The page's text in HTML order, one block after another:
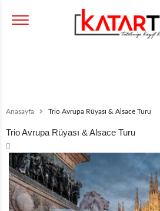
Anasayfa Trio Avrupa Rüyası & Alsace Turu
Trio Avrupa Rüyası & Alsace Turu